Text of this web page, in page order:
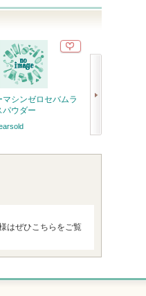
マシンゼロセバムラ
パウダー
ロウグロウジ
はぜひこちらをご覧